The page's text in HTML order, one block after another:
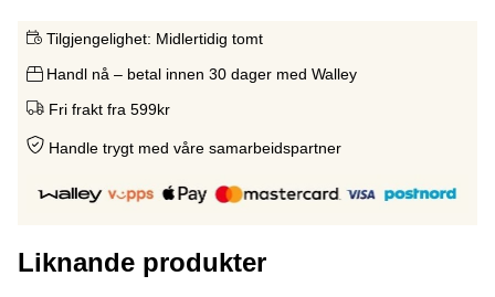
Tilgjengelighet: Midlertidig tomt
Handl nå – betal innen 30 dager med Walley
Fri frakt fra 599kr
Handle trygt med våre samarbeidspartner
Liknande produkter